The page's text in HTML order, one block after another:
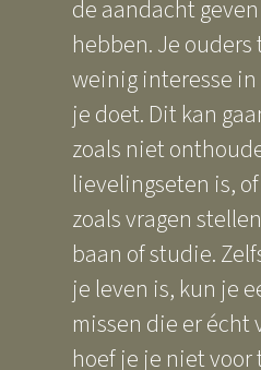
de aandacht
hebben. Je
weinig interesse
je doet. Dit kan
zoals niet
lievelingseten is,
zoals vragen
baan of studie.
je leven is, kun je
missen die er écht
hoef je je niet voor